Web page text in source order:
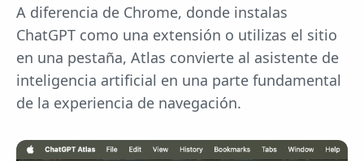
A diferencia de Chrome, donde instalas
ChatGPT como una extensión o utilizas el sitio
en una pestaña, Atlas convierte al asistente de
inteligencia artificial en una parte fundamental
de la experiencia de navegación.